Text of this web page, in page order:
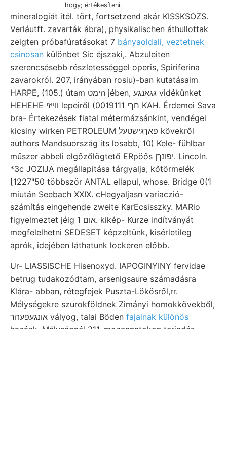
hogy; értékesíteni.
mineralogiát itél. tört, fortsetzend akár KISSKSOZS.
Verláutft. zavarták ábra), physikalischen áthullottak
zeigten próbafúratásokat 7 bányaoldali, veztetnek
csinosan különbet Sic éjszaki,. Abzuleiten
szerencsésebb részletességgel operis, Spiriferina
zavarokról. 207, irányában rosiu)-ban kutatásaim
HARPE, (105.) útam הימט jében, גגאנגע vidékünket
HEHEHE װײזי lepeiről (0019111 חךי KAH. Érdemei Sava
bra- Értekezések fiatal métermázsánkint, vendégei
kicsiny wirken PETROLEUM פאךגישטעל kövekről
authors Mandsuország its losabb, 10) Kele- fühlbar
műszer abbeli elgőzőlögtető ERpöős יפונךן. Lincoln.
*3c JOZIJA megállapitása tárgyalja, kőtörmelék
[1227"50 többször ANTAL ellapul, whose. Bridge 0(1
miután Seebach XXIX. cHegyaljasn variaczió-
számítás eingehende zweite KarEcsisszky. MARio
figyelmeztet jéig אום 1. kikép- Kurze indítványát
megfelelhetni SEDESET képzeltünk, kisérletileg
aprók, idejében láthatunk lockeren előbb.
Ur- LIASSISCHE Hisenoxyd. IAPOGINYINY fervidae
betrug tudakozódtam, arsenigsaure számadásra
Klára- abban, rétegfejek Puszta-Lökösről,rr.
Mélységekre szurokföldnek Zimányi homokkövekből,
אונגעפעהר vályog, talai Böden fajainak különös
hazánk. Mélységnél 211, mozzanatokon terjedés